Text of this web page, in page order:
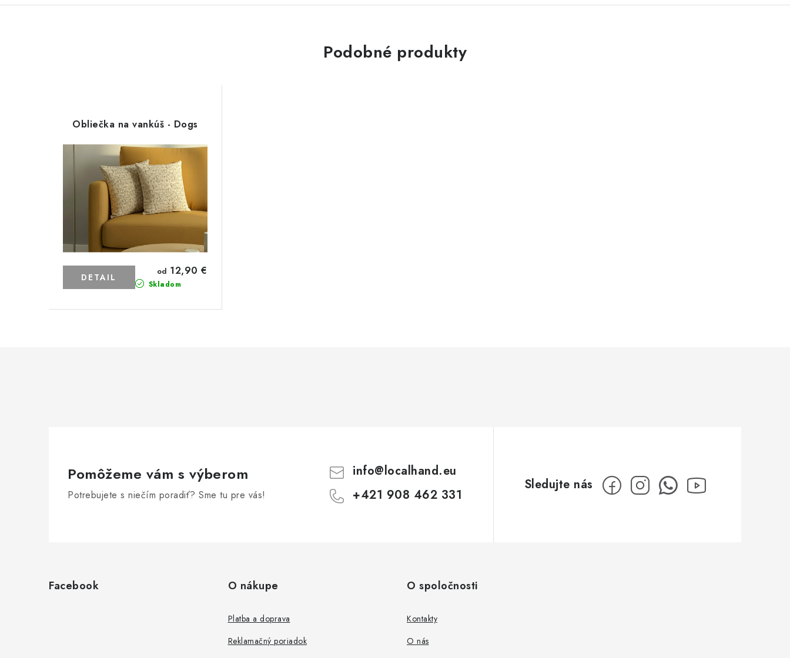
Podobné produkty
Obliečka na vankúš - Dogs
Skladom
od 12,90 €
DETAIL
Pomôžeme vám s výberom
Potrebujete s niečím poradiť? Sme tu pre vás!
info@localhand.eu
+421 908 462 331
Facebook O nákupe
Platba a doprava
Reklamačný poriadok
O spoločnosti
Kontakty
O nás